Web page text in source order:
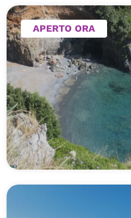
APERTO ORA